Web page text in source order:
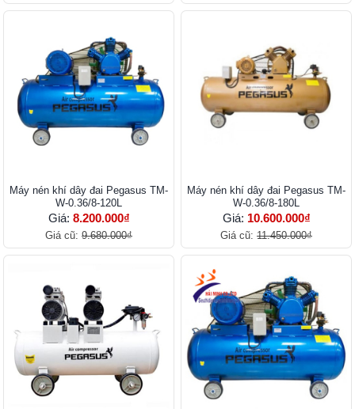
Máy nén khí dây đai Pegasus TM-
W-0.36/8-120L
Giá: 8.200.000₫
Giá cũ: 9.680.000₫
Máy nén khí dây đai Pegasus TM-
W-0.36/8-180L
Giá: 10.600.000₫
Giá cũ: 11.450.000₫